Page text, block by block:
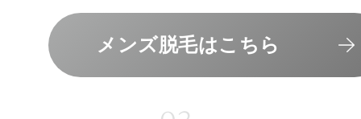
人気メニューはこちら
メンズ脱毛はこちら
スキンケアトライアルはこ
コンセプトはこちら
NAD+点滴はこちら
メンバーシップのご案内